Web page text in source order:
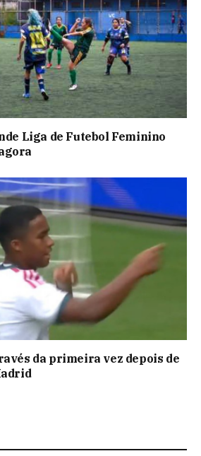
Liga de Futebol Feminino
da primeira vez depois de